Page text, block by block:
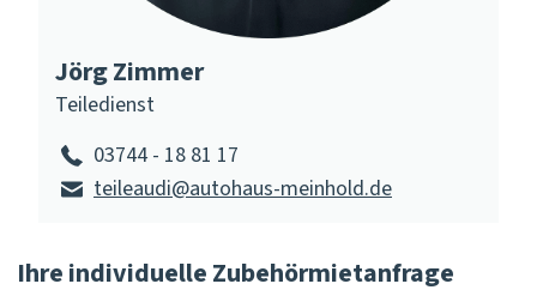
Jörg Zimmer
Teiledienst
03744 - 18 81 17
teileaudi@autohaus-meinhold.de
Ihre individuelle Zubehörmietanfrage